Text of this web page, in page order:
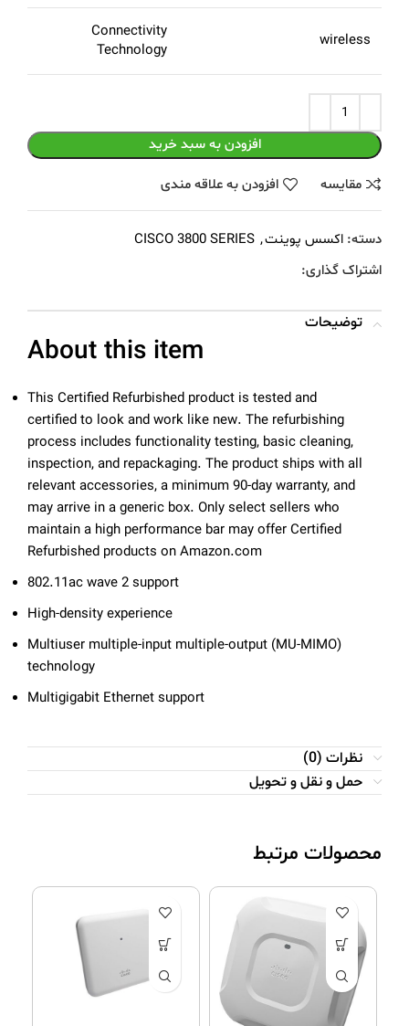
Connectivity
Technology
wireless
افزودن به سبد خرید
مقايسه افزودن به علاقه مندی
دسته: اکسس پوینت,
CISCO 3800 SERIES
اشتراک گذاری:
توضیحات
About this item
This Certified Refurbished product is tested and
certified to look and work like new. The refurbishing
process includes functionality testing, basic cleaning,
inspection, and repackaging. The product ships with all
relevant accessories, a minimum 90-day warranty, and
may arrive in a generic box. Only select sellers who
maintain a high performance bar may offer Certified
Refurbished products on Amazon.com
802.11ac wave 2 support
High-density experience
Multiuser multiple-input multiple-output (MU-MIMO)
technology
Multigigabit Ethernet support
نظرات (0)
حمل و نقل و تحویل
محصولات مرتبط